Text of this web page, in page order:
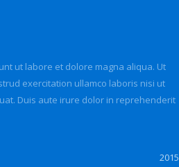
ut labore et dolore magna aliqua. Ut
exercitation ullamco laboris nisi ut
Duis aute irure dolor in reprehenderit
2015